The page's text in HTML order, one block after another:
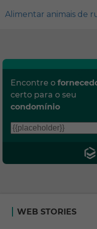
Alimentar animais de
Encontre o
certo para o seu
condomínio
WEB STORIES